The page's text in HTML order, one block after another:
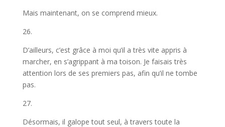
Mais maintenant, on se comprend mieux.
26.
D’ailleurs, c’est grâce à moi qu’il a très vite appris à
marcher, en s’agrippant à ma toison. Je faisais très
attention lors de ses premiers pas, afin qu’il ne tombe
pas.
27.
Désormais, il galope tout seul, à travers toute la